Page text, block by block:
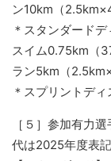
ン10km（
＊スタンダードデ
スイム0.75km（
ラン5km（
＊スプリントディ
［５］参加有力
代は2025年度表記